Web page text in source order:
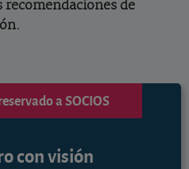
de
a SOCIOS
con visión